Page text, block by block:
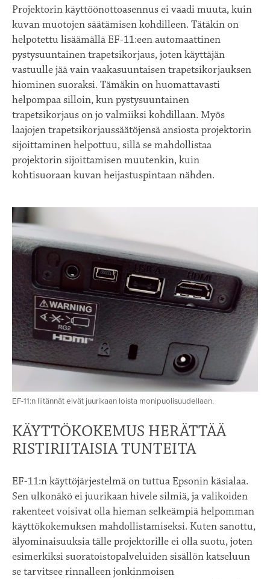
Projektorin käyttöönottoasennus ei vaadi muuta, kuin
kuvan muotojen säätämisen kohdilleen. Tätäkin on
helpotettu lisäämällä EF-11:een automaattinen
pystysuuntainen trapetsikorjaus, joten käyttäjän
vastuulle jää vain vaakasuuntaisen trapetsikorjauksen
hiominen suoraksi. Tämäkin on huomattavasti
helpompaa silloin, kun pystysuuntainen
trapetsikorjaus on jo valmiiksi kohdillaan. Myös
laajojen trapetsikorjaussäätöjensä ansiosta projektorin
sijoittaminen helpottuu, sillä se mahdollistaa
projektorin sijoittamisen muutenkin, kuin
kohtisuoraan kuvan heijastuspintaan nähden.
EF-11:n liitännät eivät juurikaan loista monipuolisuudellaan.
KÄYTTÖKOKEMUS HERÄTTÄÄ
RISTIRIITAISIA TUNTEITA
EF-11:n käyttöjärjestelmä on tuttua Epsonin käsialaa.
Sen ulkonäkö ei juurikaan hivele silmiä, ja valikoiden
rakenteet voisivat olla hieman selkeämpiä helpomman
käyttökokemuksen mahdollistamiseksi. Kuten sanottu,
älyominaisuuksia tälle projektorille ei olla suotu, joten
esimerkiksi suoratoistopalveluiden sisällön katseluun
se tarvitsee rinnalleen jonkinmoisen